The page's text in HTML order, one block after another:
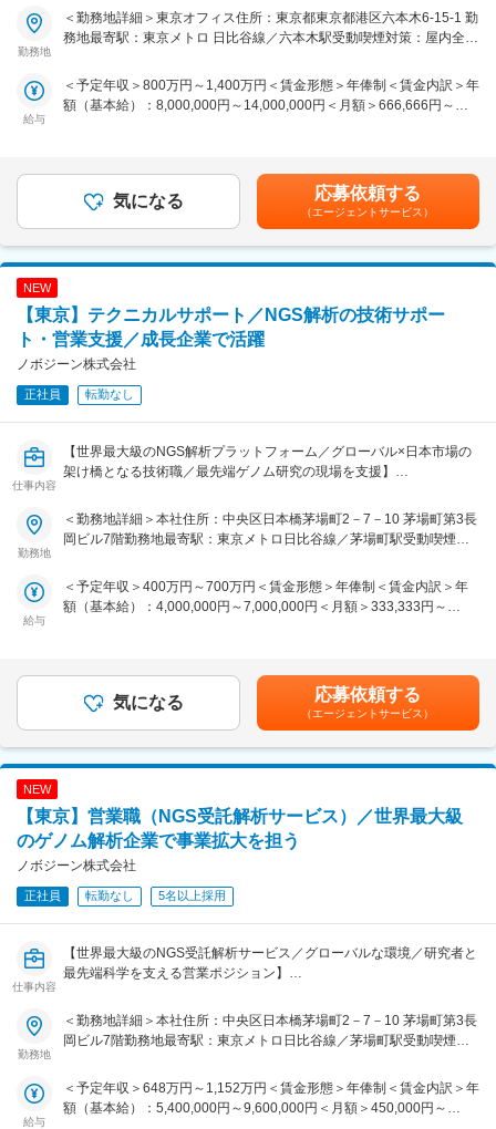
業】
■ ミッション
業において、新規事業の立ち上げから収益化・スケールまでを一気通
貫で推進し、事業として確立すること。売上・提携・ブランドすべて
1. 事業戦略・経営企画
・化粧品事業全体の事業戦略および中長期ロードマップの策定
・収益モデル設計（化粧品OEM / 自社ブランド）
・KPI設計・事業モニタリング・改善
・投資判断・リソース配分
2. 化粧品OEM事業の立ち上げ・推進
・OEM事業戦略の立案および顧客開拓
・商品企画～開発～量産までのプロジェクト統括
・OEMメーカーとの連携・品質/コスト/納期管理
・クライアント企業との提案・契約交渉
3. 自社ブランド（化粧品）事業
・ブランド戦略設計（ポジショニング・価格・市場設計）
・商品企画～開発～販売チャネル構築（D2C / B2B）
4. アライアンス・共同事業推進
・KOSE等パートナー企業との共同事業の推進・管理
・新規企業との戦略的提携の企画・実行
・事業責任者としての意思決定
■当社について：
・京都大学の山中教授がノーベル賞を受賞されたiPS細胞技術の実用
化のため山中教授の研究室出身の田邊剛士CEOが立ち上げ、関連サー
れる時代」を目指すミッションドリブンな企業文化です。サイエンテ
ィストだけでなく、エンジニア、医療関係者や投資銀行バンカーな
ど、様々なバックグラウンドを持つメンバーが活躍しています。
変更の範囲：会社の定める業務
勤務地
＜勤務地詳細＞東京オフィス住所：東京都東京都港区六本木6-15-1 勤
務地最寄駅：東京メトロ 日比谷線／六本木駅受動喫煙対策：屋内全面
給与
＜予定年収＞800万円～1,400万円＜賃金形態＞年俸制＜賃金内訳＞年
額（基本給）：8,000,000円～14,000,000円＜月額＞666,666円～
性があります。月給(月額)は固定手当を含めた表記です。
気になる 応募依頼する
（エージェントサービス）
NEW
【東京】テクニカルサポート／NGS解析の技術サポー
ト・営業支援／成長企業で活躍
ノボジーン株式会社
正社員 転勤なし
仕事内容
【世界最大級のNGS解析プラットフォーム／グローバル×日本市場の
架け橋となる技術職／最先端ゲノム研究の現場を支援】
■業務概要
当社が展開する次世代シーケンシング（NGS）受託解析サービスのテ
クニカルサポートとして、営業チームや顧客に対し高品質な技術サポ
します。主に大学・製薬企業・バイオベンチャー等への製品デモや技
術説明、問い合わせ対応、ソリューション提案などを通じて営業活動
・サンプル受付前評価、技術的提案
・サンプル情報の確認、見積作成等のシステム業務
・営業と連携した製品紹介・技術説明・コンサルテーション
・グローバル製品チームと連携し、顧客ニーズに基づいた最適な解析
ソリューションの提案
※営業プロセスの技術的な司令塔として活躍。理系的専門性とビジネ
ススキルの双方を磨ける環境です。
■扱うサービス
全ゲノム・エクソーム・トランスクリプトーム・エピゲノム・メタゲ
ノム解析等、Illumina・PacBio等の最新プラットフォームを活用した
多様なNGS受託解析。
■組織構成
■業務の魅力
学力を活かしグローバルな視点での活躍も可能です。
勤務地
＜勤務地詳細＞本社住所：中央区日本橋茅場町2－7－10 茅場町第3長
岡ビル7階勤務地最寄駅：東京メトロ日比谷線／茅場町駅受動喫煙対
ク含む）
給与
＜予定年収＞400万円～700万円＜賃金形態＞年俸制＜賃金内訳＞年
額（基本給）：4,000,000円～7,000,000円＜月額＞333,333円～
くまでも目安の金額であり、選考を通じて上下する可能性がありま
す。月給(月額)は固定手当を含めた表記です。
気になる 応募依頼する
（エージェントサービス）
NEW
【東京】営業職（NGS受託解析サービス）／世界最大級
のゲノム解析企業で事業拡大を担う
ノボジーン株式会社
正社員 転勤なし 5名以上採用
仕事内容
【世界最大級のNGS受託解析サービス／グローバルな環境／研究者と
最先端科学を支える営業ポジション】
■業務概要
当社のアカウントマネージャーとして、次世代シーケンス（NGS）受
託解析サービスの提案営業を担当いただきます。国内の大学・研究機
りながら、売上最大化と顧客満足度向上をミッションとします。
勤務地
＜勤務地詳細＞本社住所：中央区日本橋茅場町2－7－10 茅場町第3長
岡ビル7階勤務地最寄駅：東京メトロ日比谷線／茅場町駅受動喫煙対
ク含む）
給与
＜予定年収＞648万円～1,152万円＜賃金形態＞年俸制＜賃金内訳＞年
額（基本給）：5,400,000円～9,600,000円＜月額＞450,000円～